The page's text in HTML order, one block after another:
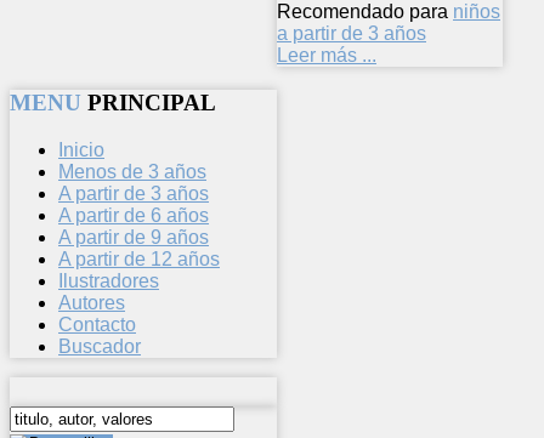
Recomendado para niños
a partir de 3 años
Leer más ...
MENU PRINCIPAL
Inicio
Menos de 3 años
A partir de 3 años
A partir de 6 años
A partir de 9 años
A partir de 12 años
Ilustradores
Autores
Contacto
Buscador